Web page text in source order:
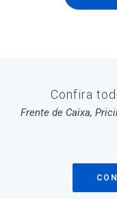
Confira
Frente de Caixa,